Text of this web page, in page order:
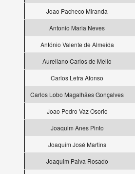
Joao Pacheco Miranda
Antonio Maria Neves
António Valente de Almeida
Aureliano Carlos de Mello
Carlos Letra Afonso
Carlos Lobo Magalhães Gonçalves
Joao Pedro Vaz Osorio
Joaquim Anes Pinto
Joaquim José Martins
Joaquim Paiva Rosado